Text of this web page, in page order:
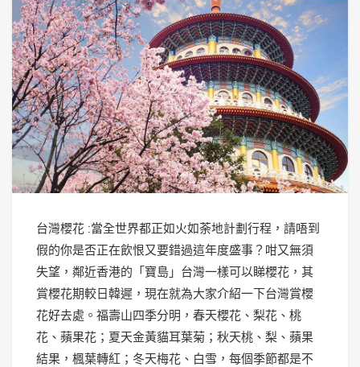
台灣櫻花 :當全世界都正如火如荼地計劃行程，請唔到
假的你是否正在飲恨又要錯過這年度盛事？咁又無須
失望，鄰近香港的「寶島」台灣一樣可以睇櫻花，其
賞櫻花期較日韓遲，現在就為大家介紹一下台灣賞櫻
花好去處。福壽山四季分明，春天櫻花、梨花、桃
花、蘋果花；夏天金黃貓耳葉菊；秋天桃、梨、蘋果
結果，楓葉轉紅；冬天梅花、白雪，每個季節都是不